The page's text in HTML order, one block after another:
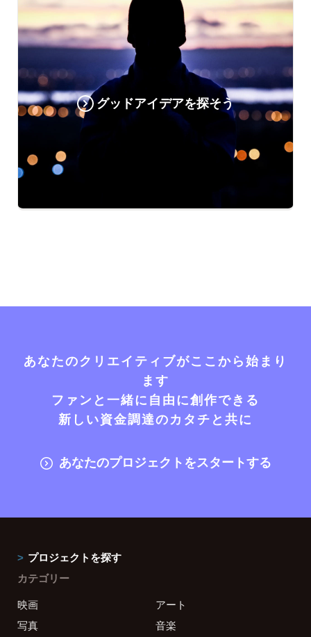
グッドアイデアを探そう
あなたのクリエイティブがここから始まり
ます
ファンと一緒に自由に創作できる
新しい資金調達のカタチと共に
あなたのプロジェクトをスタートする
プロジェクトを探す
カテゴリー
映画
アート
写真
音楽